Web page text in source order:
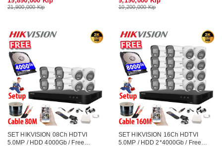
ກ້ອງວົງຈອນປີດ ອັດສຽງໄດ້ ເປັນສີ 24
21,900,000 Kip
ໃຫມ່ ເກັບຂໍມູ່ນໄດ້ຫລາຍກ່ວາ
10,200,000 Kip
SET HIKVISION 08Ch HDTVI
5.0MP / HDD 4000Gb / Free
SET HIKVISION 16Ch HDTVI
5.0MP / HDD 2*4000Gb / Free